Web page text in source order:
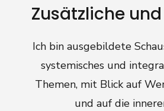
Zusätzliche
Ich bin ausgebildete
systemisches und
Themen, mit Blick auf
und auf die